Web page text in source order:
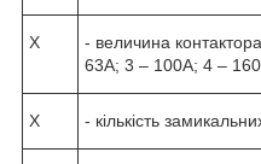
X
- величина
63А; 3 – 100А; 4 –
X - кількість